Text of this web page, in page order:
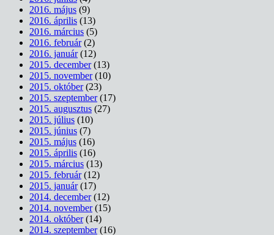
2016. május (9)
2016. április (13)
2016. március (5)
2016. február(2)
2016. január(12)
2015. december(13)
2015. november(10)
2015. október(23)
2015. szeptember(17)
2015. augusztus (27)
2015. július (10)
2015. június (7)
2015. május (16)
2015. április (16)
2015. március (13)
2015. február(12)
2015. január(17)
2014. december(12)
2014. november(15)
2014. október(14)
2014. szeptember(16)